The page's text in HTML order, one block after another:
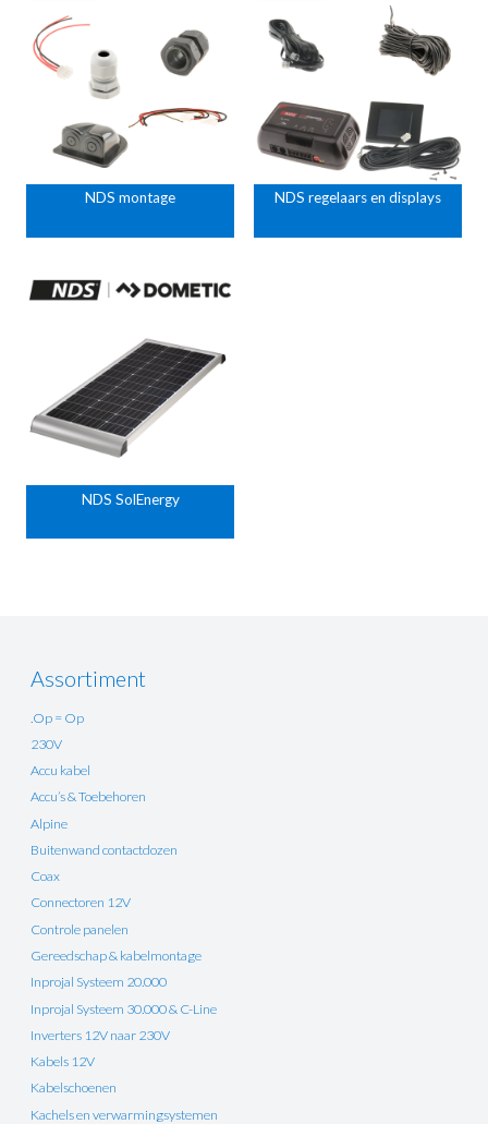
NDS montage NDS regelaars en displays
NDS SolEnergy
Assortiment
.Op = Op
230V
Accu kabel
Accu’s & Toebehoren
Alpine
Buitenwand contactdozen
Coax
Connectoren 12V
Controle panelen
Gereedschap & kabelmontage
Inprojal Systeem 20.000
Inprojal Systeem 30.000 & C-Line
Inverters 12V naar 230V
Kabels 12V
Kabelschoenen
Kachels en verwarmingsystemen